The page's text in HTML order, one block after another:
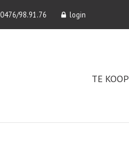
0476/98.91.76 login
TE KOOP